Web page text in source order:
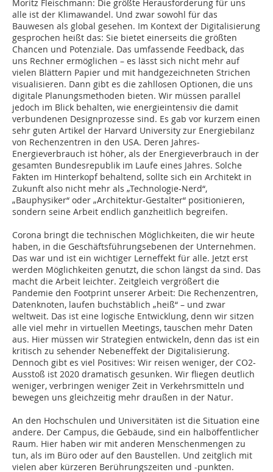
Moritz Fleischmann: Die größte Herausforderung für uns
alle ist der Klimawandel. Und zwar sowohl für das
Bauwesen als global gesehen. Im Kontext der Digitalisierung
gesprochen heißt das: Sie bietet einerseits die größten
Chancen und Potenziale. Das umfassende Feedback, das
uns Rechner ermöglichen – es lässt sich nicht mehr auf
vielen Blättern Papier und mit handgezeichneten Strichen
visualisieren. Dann gibt es die zahllosen Optionen, die uns
digitale Planungsmethoden bieten. Wir müssen parallel
jedoch im Blick behalten, wie energieintensiv die damit
verbundenen Designprozesse sind. Es gab vor kurzem einen
sehr guten Artikel der Harvard University zur Energiebilanz
von Rechenzentren in den USA. Deren Jahres-
Energieverbrauch ist höher, als der Energieverbrauch in der
gesamten Bundesrepublik im Laufe eines Jahres. Solche
Fakten im Hinterkopf behaltend, sollte sich ein Architekt in
Zukunft also nicht mehr als „Technologie-Nerd“,
„Bauphysiker“ oder „Architektur-Gestalter“ positionieren,
sondern seine Arbeit endlich ganzheitlich begreifen.
Corona bringt die technischen Möglichkeiten, die wir heute
haben, in die Geschäftsführungsebenen der Unternehmen.
Das war und ist ein wichtiger Lerneffekt für alle. Jetzt erst
werden Möglichkeiten genutzt, die schon längst da sind. Das
macht die Arbeit leichter. Zeitgleich vergrößert die
Pandemie den Footprint unserer Arbeit: Die Rechenzentren,
Datenknoten, laufen buchstäblich „heiß“ – und zwar
weltweit. Das ist eine logische Entwicklung, denn wir sitzen
alle viel mehr in virtuellen Meetings, tauschen mehr Daten
aus. Hier müssen wir Strategien entwickeln, denn das ist ein
kritisch zu sehender Nebeneffekt der Digitalisierung.
Dennoch gibt es viel Positives: Wir reisen weniger, der CO2-
Ausstoß ist 2020 dramatisch gesunken. Wir fliegen deutlich
weniger, verbringen weniger Zeit in Verkehrsmitteln und
bewegen uns gleichzeitig mehr draußen in der Natur.
An den Hochschulen und Universitäten ist die Situation eine
andere. Der Campus, die Gebäude, sind ein halböffentlicher
Raum. Hier haben wir mit anderen Menschenmengen zu
tun, als im Büro oder auf den Baustellen. Und zeitglich mit
vielen aber kürzeren Berührungszeiten und -punkten.